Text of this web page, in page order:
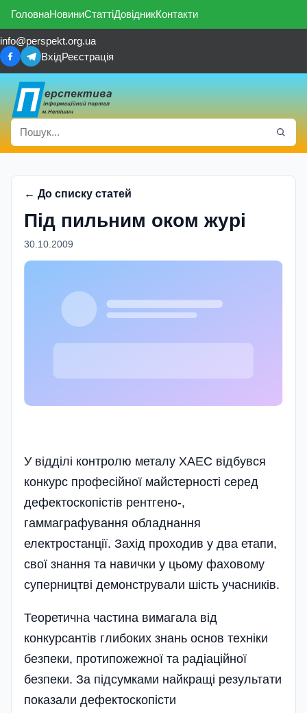
ГоловнаНовиниСтаттіДовідникКонтакти
info@perspekt.org.ua
ВхідРеєстрація
← До списку статей
Під пильним оком журі
30.10.2009
У відділі контролю металу ХАЕС відбувся
конкурс професійної майстерності серед
дефектоскопістів рентгено-,
гаммаграфування обладнання
електростанції. Захід проходив у два етапи,
свої знання та навички у цьому фаховому
суперництві демонстрували шість учасників.
Теоретична частина вимагала від
конкурсантів глибоких знань основ техніки
безпеки, протипожежної та радіаційної
безпеки. За підсумками найкращі результати
показали дефекто­скопісти